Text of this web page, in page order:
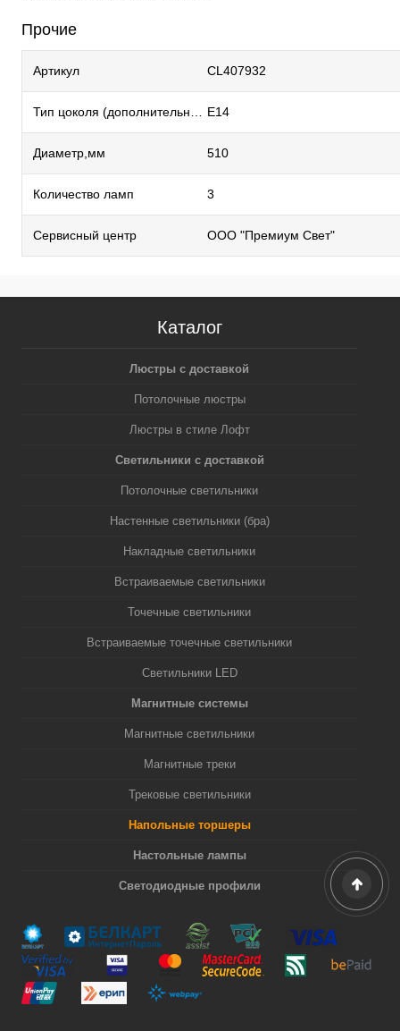
Прочие
Артикул CL407932
E14
Диаметр,мм 510
Количество ламп 3
Сервисный центр ООО "Премиум Свет"
Каталог
Люстры с доставкой
Потолочные люстры
Люстры в стиле Лофт
Светильники с доставкой
Потолочные светильники
Настенные светильники (бра)
Накладные светильники
Встраиваемые светильники
Точечные светильники
Встраиваемые точечные светильники
Светильники LED
Магнитные системы
Магнитные светильники
Магнитные треки
Трековые светильники
Напольные торшеры
Настольные лампы
Светодиодные профили